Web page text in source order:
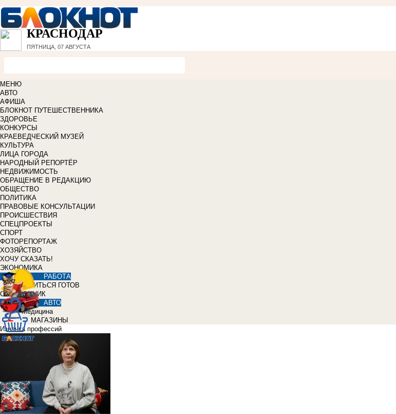
КРАСНОДАР
ПЯТНИЦА, 07 АВГУСТА
МЕНЮ
АВТО
АФИША
БЛОКНОТ ПУТЕШЕСТВЕННИКА
ЗДОРОВЬЕ
КОНКУРСЫ
КРАЕВЕДЧЕСКИЙ МУЗЕЙ
КУЛЬТУРА
ЛИЦА ГОРОДА
НАРОДНЫЙ РЕПОРТЁР
НЕДВИЖИМОСТЬ
ОБРАЩЕНИЕ В РЕДАКЦИЮ
ОБЩЕСТВО
ПОЛИТИКА
ПРАВОВЫЕ КОНСУЛЬТАЦИИ
ПРОИСШЕСТВИЯ
СПЕЦПРОЕКТЫ
СПОРТ
ФОТОРЕПОРТАЖ
ХОЗЯЙСТВО
ХОЧУ СКАЗАТЬ!
ЭКОНОМИКА
РАБОТА
УЧИТЬСЯ ГОТОВ
СПРАВОЧНИК
АВТО
Медицина
МАГАЗИНЫ
Изнанка профессий